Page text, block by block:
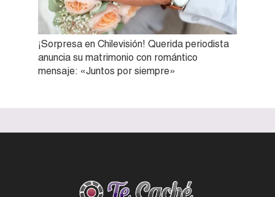
¡Sorpresa en Chilevisión! Querida periodista
anuncia su matrimonio con romántico
mensaje: «Juntos por siempre»